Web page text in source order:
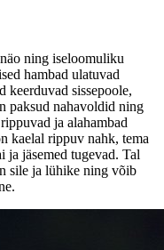
ning iseloomuliku
hambad ulatuvad
keerduvad sissepoole,
paksud nahavoldid ning
ja alahambad
kaelal rippuv nahk, tema
ja jäsemed tugevad. Tal
sile ja lühike ning võib